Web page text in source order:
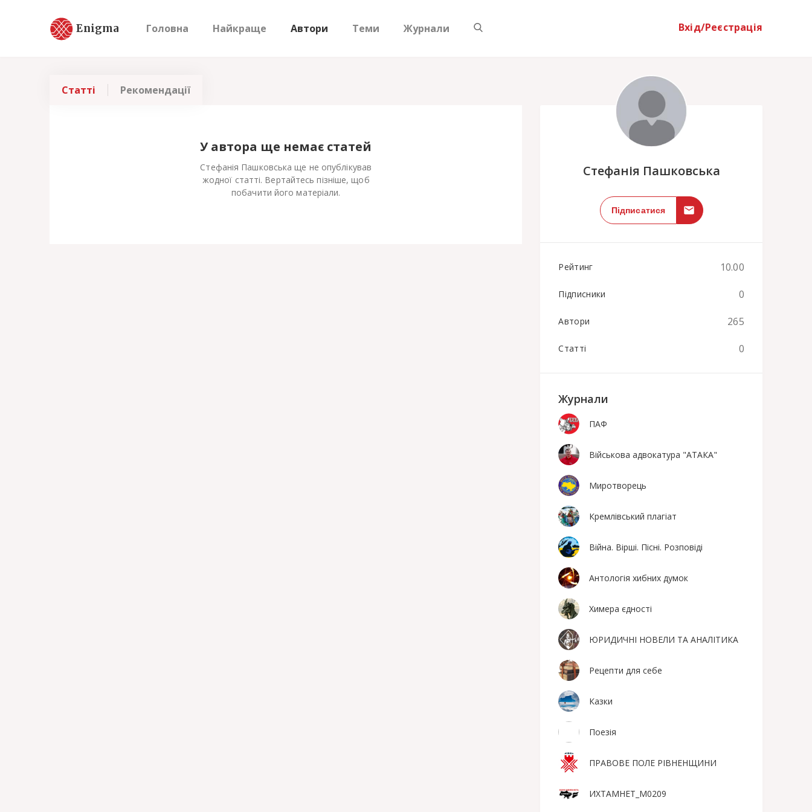
Enigma Головна Найкраще Автори Теми Журнали Вхід/Реєстрація
Стефанія Пашковська
Підписатися
Рейтинг 10.00
Підписники 0
Автори 265
Статті 0
Журнали
ПАФ
Військова адвокатура "АТАКА"
Миротворець
Кремлівський плагіат
Війна. Вірші. Пісні. Розповіді
Антологія хибних думок
Химера єдності
ЮРИДИЧНІ НОВЕЛИ ТА АНАЛІТИКА
Рецепти для себе
Казки
Поезiя
ПРАВОВЕ ПОЛЕ РІВНЕНЩИНИ
ИХТАМНЕТ_М0209
Статті Рекомендації
У автора ще немає статей
Стефанія Пашковська ще не опублікував
жодної статті. Вертайтесь пізніше, щоб
побачити його матеріали.